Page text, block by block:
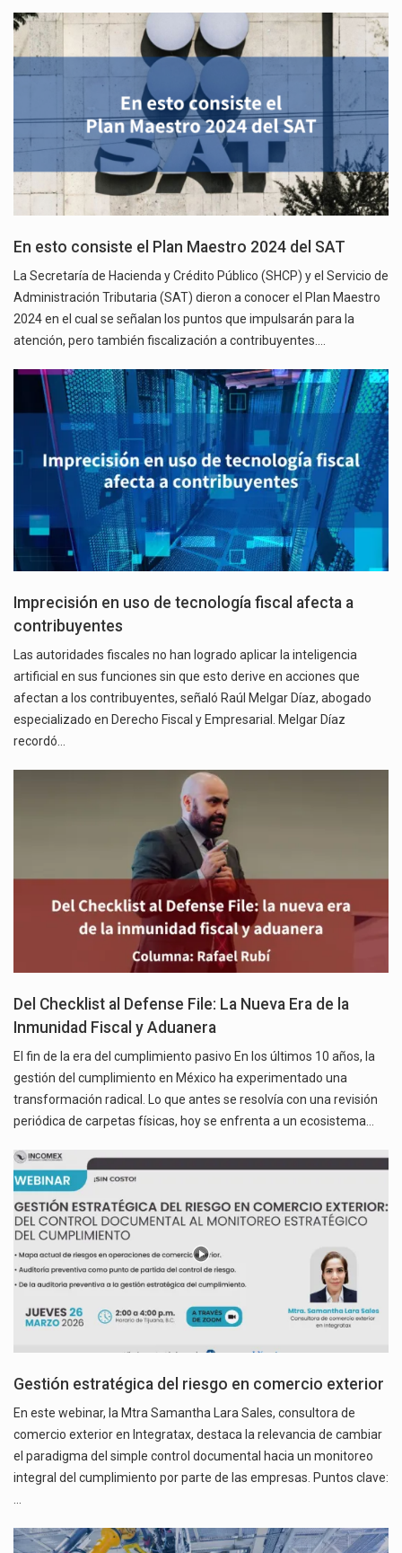
En esto consiste el Plan Maestro 2024 del SAT
La Secretaría de Hacienda y Crédito Público (SHCP) y el Servicio de
Administración Tributaria (SAT) dieron a conocer el Plan Maestro
2024 en el cual se señalan los puntos que impulsarán para la
atención, pero también fiscalización a contribuyentes.…
Imprecisión en uso de tecnología fiscal afecta a
contribuyentes
Las autoridades fiscales no han logrado aplicar la inteligencia
artificial en sus funciones sin que esto derive en acciones que
afectan a los contribuyentes, señaló Raúl Melgar Díaz, abogado
especializado en Derecho Fiscal y Empresarial. Melgar Díaz
recordó…
Del Checklist al Defense File: La Nueva Era de la
Inmunidad Fiscal y Aduanera
El fin de la era del cumplimiento pasivo En los últimos 10 años, la
gestión del cumplimiento en México ha experimentado una
transformación radical. Lo que antes se resolvía con una revisión
periódica de carpetas físicas, hoy se enfrenta a un ecosistema…
Gestión estratégica del riesgo en comercio exterior
En este webinar, la Mtra Samantha Lara Sales, consultora de
comercio exterior en Integratax, destaca la relevancia de cambiar
el paradigma del simple control documental hacia un monitoreo
integral del cumplimiento por parte de las empresas. Puntos clave: